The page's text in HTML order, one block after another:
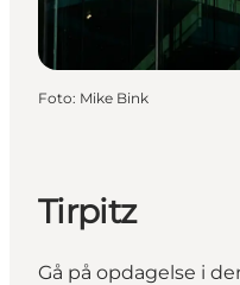
Foto: Mike Bink
Tirpitz
Gå på opdagelse i